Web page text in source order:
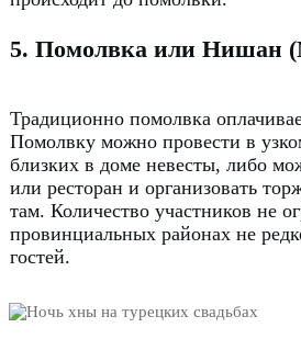
5. Помолвка или Нишан
Традиционно помолвка
Помолвку можно провести в
близких в доме невесты, либо
или ресторан и организовать
там. Количество участников не
провинциальных районах не
гостей.